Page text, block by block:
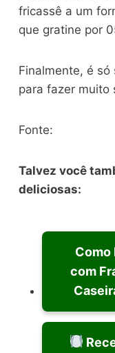
fricassê a um
que gratine por
Finalmente, é só
para fazer muito
Fonte:
Talvez você
deliciosas:
Como
com